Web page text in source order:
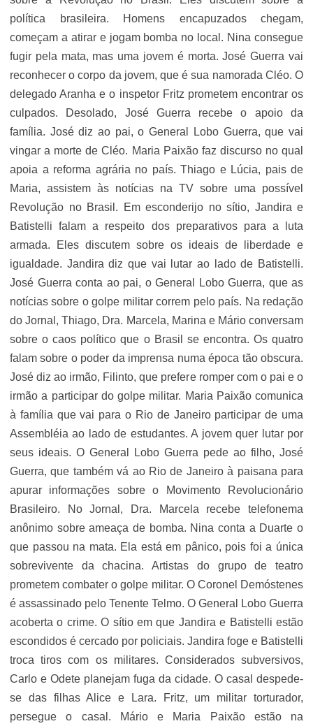
política brasileira. Homens encapuzados chegam,
começam a atirar e jogam bomba no local. Nina consegue
fugir pela mata, mas uma jovem é morta. José Guerra vai
reconhecer o corpo da jovem, que é sua namorada Cléo. O
delegado Aranha e o inspetor Fritz prometem encontrar os
culpados. Desolado, José Guerra recebe o apoio da
família. José diz ao pai, o General Lobo Guerra, que vai
vingar a morte de Cléo. Maria Paixão faz discurso no qual
apoia a reforma agrária no país. Thiago e Lúcia, pais de
Maria, assistem às notícias na TV sobre uma possível
Revolução no Brasil. Em esconderijo no sítio, Jandira e
Batistelli falam a respeito dos preparativos para a luta
armada. Eles discutem sobre os ideais de liberdade e
igualdade. Jandira diz que vai lutar ao lado de Batistelli.
José Guerra conta ao pai, o General Lobo Guerra, que as
notícias sobre o golpe militar correm pelo país. Na redação
do Jornal, Thiago, Dra. Marcela, Marina e Mário conversam
sobre o caos político que o Brasil se encontra. Os quatro
falam sobre o poder da imprensa numa época tão obscura.
José diz ao irmão, Filinto, que prefere romper com o pai e o
irmão a participar do golpe militar. Maria Paixão comunica
à família que vai para o Rio de Janeiro participar de uma
Assembléia ao lado de estudantes. A jovem quer lutar por
seus ideais. O General Lobo Guerra pede ao filho, José
Guerra, que também vá ao Rio de Janeiro à paisana para
apurar informações sobre o Movimento Revolucionário
Brasileiro. No Jornal, Dra. Marcela recebe telefonema
anônimo sobre ameaça de bomba. Nina conta a Duarte o
que passou na mata. Ela está em pânico, pois foi a única
sobrevivente da chacina. Artistas do grupo de teatro
prometem combater o golpe militar. O Coronel Demóstenes
é assassinado pelo Tenente Telmo. O General Lobo Guerra
acoberta o crime. O sítio em que Jandira e Batistelli estão
escondidos é cercado por policiais. Jandira foge e Batistelli
troca tiros com os militares. Considerados subversivos,
Carlo e Odete planejam fuga da cidade. O casal despede-
se das filhas Alice e Lara. Fritz, um militar torturador,
persegue o casal. Mário e Maria Paixão estão na